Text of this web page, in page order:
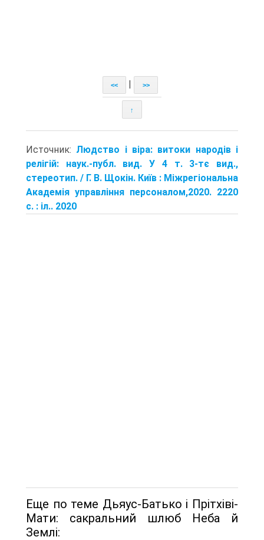
<< >>
↑
Источник: Людство і віра: витоки народів і
релігій: наук.-публ. вид. У 4 т. 3-тє вид.,
стереотип. / Г. В. Щокін. Київ : Міжрегіональна
Академія управління персоналом,2020. 2220
с. : іл.. 2020
Еще по теме Дьяус-Батько і Прітхіві-
Мати: сакральний шлюб Неба й
Землі: